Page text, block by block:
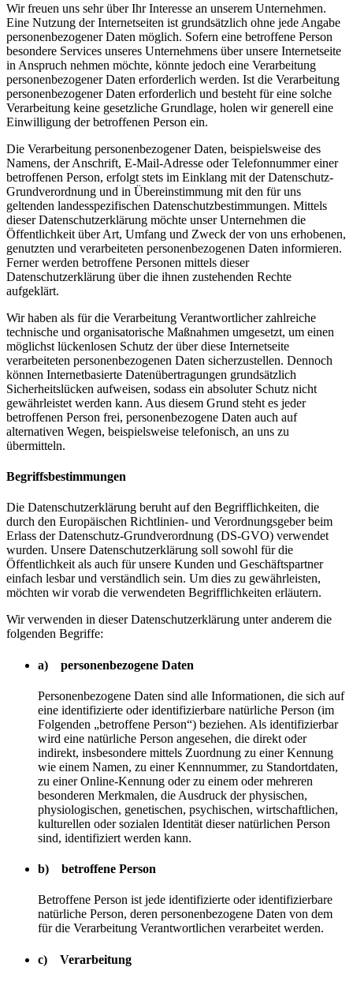
Wir freuen uns sehr über Ihr Interesse an unserem Unternehmen.
Eine Nutzung der Internetseiten ist grundsätzlich ohne jede Angabe
personenbezogener Daten möglich. Sofern eine betroffene Person
besondere Services unseres Unternehmens über unsere Internetseite
in Anspruch nehmen möchte, könnte jedoch eine Verarbeitung
personenbezogener Daten erforderlich werden. Ist die Verarbeitung
personenbezogener Daten erforderlich und besteht für eine solche
Verarbeitung keine gesetzliche Grundlage, holen wir generell eine
Einwilligung der betroffenen Person ein.
Die Verarbeitung personenbezogener Daten, beispielsweise des
Namens, der Anschrift, E-Mail-Adresse oder Telefonnummer einer
betroffenen Person, erfolgt stets im Einklang mit der Datenschutz-
Grundverordnung und in Übereinstimmung mit den für uns
geltenden landesspezifischen Datenschutzbestimmungen. Mittels
dieser Datenschutzerklärung möchte unser Unternehmen die
Öffentlichkeit über Art, Umfang und Zweck der von uns erhobenen,
genutzten und verarbeiteten personenbezogenen Daten informieren.
Ferner werden betroffene Personen mittels dieser
Datenschutzerklärung über die ihnen zustehenden Rechte
aufgeklärt.
Wir haben als für die Verarbeitung Verantwortlicher zahlreiche
technische und organisatorische Maßnahmen umgesetzt, um einen
möglichst lückenlosen Schutz der über diese Internetseite
verarbeiteten personenbezogenen Daten sicherzustellen. Dennoch
können Internetbasierte Datenübertragungen grundsätzlich
Sicherheitslücken aufweisen, sodass ein absoluter Schutz nicht
gewährleistet werden kann. Aus diesem Grund steht es jeder
betroffenen Person frei, personenbezogene Daten auch auf
alternativen Wegen, beispielsweise telefonisch, an uns zu
übermitteln.
Begriffsbestimmungen
Die Datenschutzerklärung beruht auf den Begrifflichkeiten, die
durch den Europäischen Richtlinien- und Verordnungsgeber beim
Erlass der Datenschutz-Grundverordnung (DS-GVO) verwendet
wurden. Unsere Datenschutzerklärung soll sowohl für die
Öffentlichkeit als auch für unsere Kunden und Geschäftspartner
einfach lesbar und verständlich sein. Um dies zu gewährleisten,
möchten wir vorab die verwendeten Begrifflichkeiten erläutern.
Wir verwenden in dieser Datenschutzerklärung unter anderem die
folgenden Begriffe:
a) personenbezogene Daten
Personenbezogene Daten sind alle Informationen, die sich auf
eine identifizierte oder identifizierbare natürliche Person (im
Folgenden „betroffene Person“) beziehen. Als identifizierbar
wird eine natürliche Person angesehen, die direkt oder
indirekt, insbesondere mittels Zuordnung zu einer Kennung
wie einem Namen, zu einer Kennnummer, zu Standortdaten,
zu einer Online-Kennung oder zu einem oder mehreren
besonderen Merkmalen, die Ausdruck der physischen,
physiologischen, genetischen, psychischen, wirtschaftlichen,
kulturellen oder sozialen Identität dieser natürlichen Person
sind, identifiziert werden kann.
b) betroffene Person
Betroffene Person ist jede identifizierte oder identifizierbare
natürliche Person, deren personenbezogene Daten von dem
für die Verarbeitung Verantwortlichen verarbeitet werden.
c) Verarbeitung